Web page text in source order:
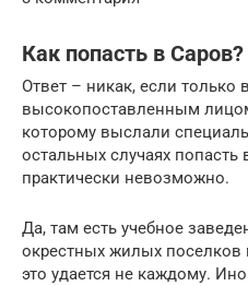
Как попасть в Саров?
Ответ – никак, если только
высокопоставленным
которому выслали
остальных случаях попасть
практически невозможно.
Да, там есть учебное
окрестных жилых поселков
это удается не каждому.